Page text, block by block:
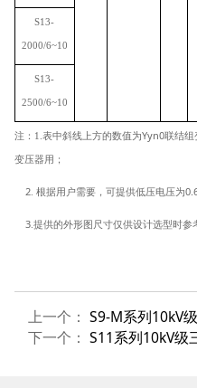
S13-
2000/6~10
S13-
2500/6~10
注：1.表中斜线上方的数值为Yyn0联结组
变压器用；
2. 根据用户需要， 可提供低压电压为
3. 提供的外形图尺寸仅供设计选型时参
上一个：S9-M系列10kV级三相
下一个：S11系列10kV级三